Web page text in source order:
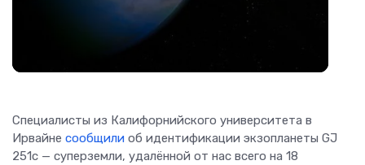
Специалисты из Калифорнийского университета в
Ирвайне сообщили об идентификации экзопланеты GJ
251c — суперземли, удалённой от нас всего на 18